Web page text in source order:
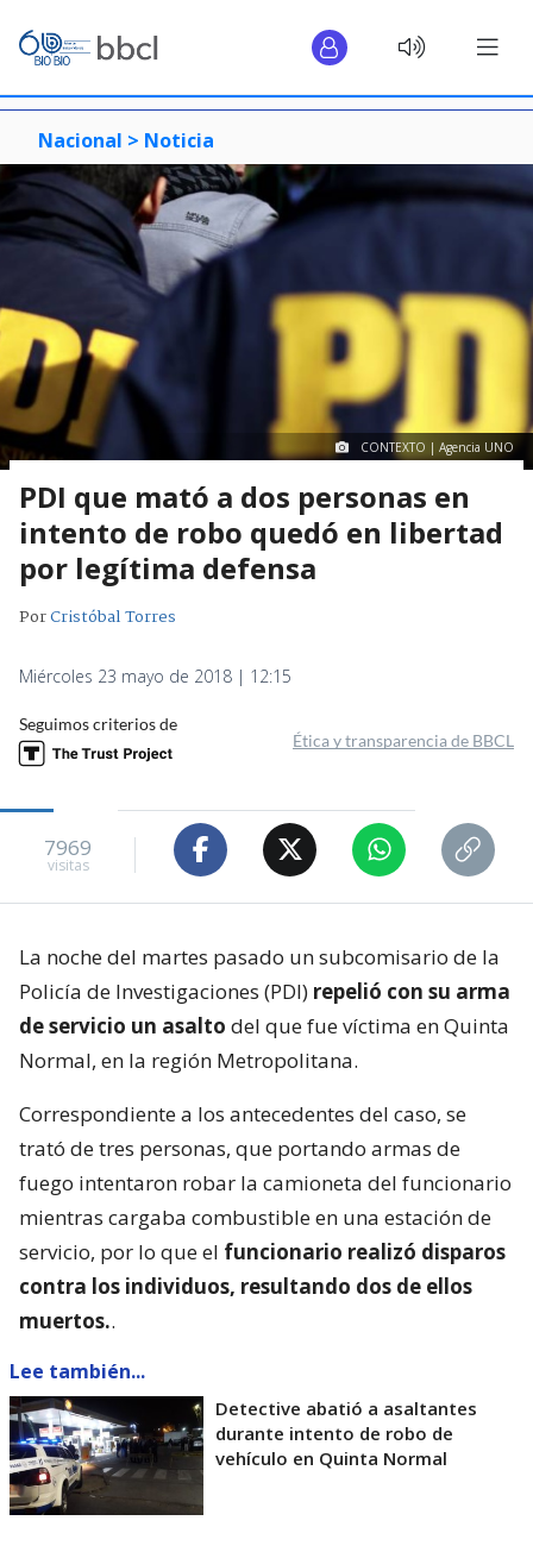
Nacional > Noticia
CONTEXTO | Agencia UNO
PDI que mató a dos personas en
intento de robo quedó en libertad
por legítima defensa
PorCristóbal Torres
Miércoles 23 mayo de 2018 | 12:15
Seguimos criterios de
Ética y transparencia de BBCL
7969
visitas
La noche del martes pasado un subcomisario de la
Policía de Investigaciones (PDI) repelió con su arma
de servicio un asalto del que fue víctima en Quinta
Normal, en la región Metropolitana.
Correspondiente a los antecedentes del caso, se
trató de tres personas, que portando armas de
fuego intentaron robar la camioneta del funcionario
mientras cargaba combustible en una estación de
servicio, por lo que el funcionario realizó disparos
contra los individuos, resultando dos de ellos
muertos..
Lee también...
Detective abatió a asaltantes
durante intento de robo de
vehículo en Quinta Normal